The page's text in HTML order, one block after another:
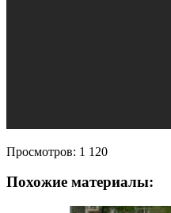
Просмотров: 1 120
Похожие материалы: